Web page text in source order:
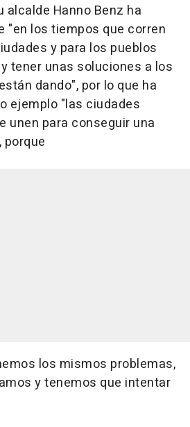
alcalde Hanno Benz ha
"en los tiempos que corren
y para los pueblos
tener unas soluciones a los
dando", por lo que ha
ejemplo "las ciudades
unen para conseguir una
los mismos problemas,
y tenemos que intentar